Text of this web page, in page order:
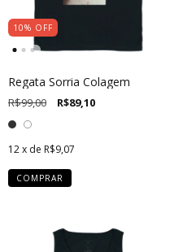
10% OFF
Regata Sorria Colagem
R$99,00 R$89,10
12x de R$9,07
COMPRAR